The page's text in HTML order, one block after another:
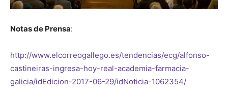
Notas de Prensa:
http://www.elcorreogallego.es/tendencias/ecg/alfonso-
castineiras-ingresa-hoy-real-academia-farmacia-
galicia/idEdicion-2017-06-29/idNoticia-1062354/